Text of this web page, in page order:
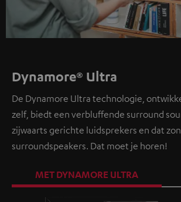
Dynamore® Ultra
De Dynamore Ultra technologie,
zelf, biedt een verbluffende surround
zijwaarts gerichte luidsprekers en dat
surroundspeakers. Dat moet je horen!
MET DYNAMORE ULTRA